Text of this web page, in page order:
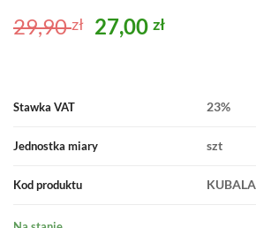
29,90zł Pierwotna
cena
27,00złAktualna
Stawka VAT 23%
Jednostka miary szt
Kod produktu